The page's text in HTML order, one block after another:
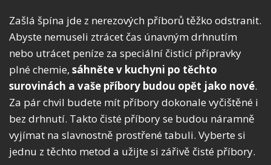
Zašlá špína jde z nerezových příborů těžko odstranit.
Abyste nemuseli ztrácet čas únavným drhnutím
nebo utrácet peníze za speciální čisticí přípravky
plné chemie, sáhněte v kuchyni po těchto
surovinách a vaše příbory budou opět jako nové.
Za pár chvil budete mít příbory dokonale vyčištěné i
bez drhnutí. Takto čisté příbory se budou náramně
vyjímat na slavnostně prostřené tabuli. Vyberte si
jednu z těchto metod a užijte si zářivě čisté příbory.